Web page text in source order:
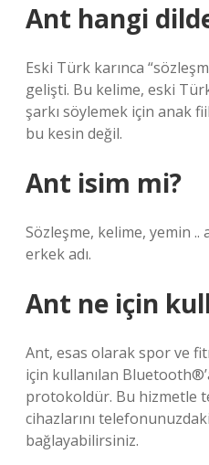
Ant hangi
Eski Türk karınca
gelişti. Bu kelime, eski
şarkı söylemek için anak
bu kesin değil.
Ant isim mi?
Sözleşme, kelime, yemin ..
erkek adı.
Ant ne için
Ant, esas olarak spor ve
için kullanılan
protokoldür. Bu hizmetle
cihazlarını
bağlayabilirsiniz.